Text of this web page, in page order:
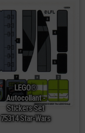
LEGO®
Autocollant -
Stickers Set
75314 Star-Wars